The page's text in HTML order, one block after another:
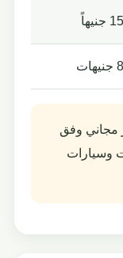
مجاني وفق
وسيارات